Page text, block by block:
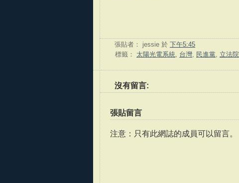
張貼者： jessie 於 下午5:45
標籤： 太陽光電系統 台灣 民進黨 立法院
沒有留言:
張貼留言
注意：只有此網誌的成員可以留言。